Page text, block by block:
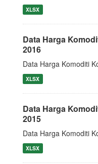
XLSX
Data Harga
2016
Data Harga Komoditi
XLSX
Data Harga
2015
Data Harga Komoditi
XLSX